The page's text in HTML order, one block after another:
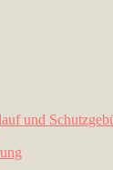
und